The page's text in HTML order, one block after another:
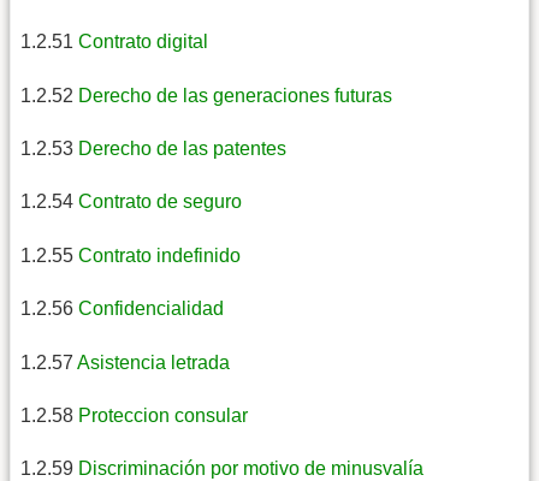
1.2.51 Contrato digital
1.2.52 Derecho de las generaciones futuras
1.2.53 Derecho de las patentes
1.2.54 Contrato de seguro
1.2.55 Contrato indefinido
1.2.56 Confidencialidad
1.2.57 Asistencia letrada
1.2.58 Proteccion consular
1.2.59 Discriminación por motivo de minusvalía